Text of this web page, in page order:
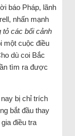
báo Pháp, lãnh
nhấn mạnh
tỏ các bối cảnh
một cuộc điều
dù coi Bắc
tìm ra được
bị chỉ trích
bắt đầu thay
điều tra